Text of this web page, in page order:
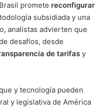
promete reconfigurar
subsidiada y una
analistas advierten que
desafíos, desde
de tarifas y
y tecnología pueden
y legislativa de América